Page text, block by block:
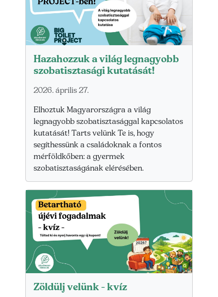
Hazahozzuk a világ legnagyobb
szobatisztasági kutatását!
2026. április 27.
Elhoztuk Magyarországra a világ
legnagyobb szobatisztasággal kapcsolatos
kutatását! Tarts velünk Te is, hogy
segíthessünk a családoknak a fontos
mérföldkőben: a gyermek
szobatisztaságának elérésében.
Zöldülj velünk - kvíz